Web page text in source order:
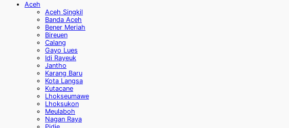
Aceh
Aceh Singkil
Banda Aceh
Bener Meriah
Bireuen
Calang
Gayo Lues
Idi Rayeuk
Jantho
Karang Baru
Kota Langsa
Kutacane
Lhokseumawe
Lhoksukon
Meulaboh
Nagan Raya